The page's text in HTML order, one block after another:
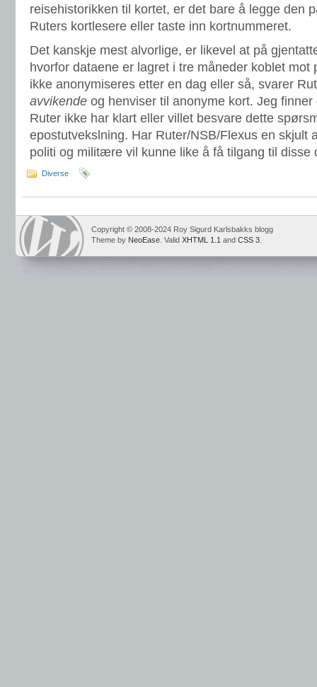
reisehistorikken til kortet, er det bare å legge den
Ruters kortlesere eller taste inn kortnummeret.
Det kanskje mest alvorlige, er likevel at på
hvorfor dataene er lagret i tre måneder koblet mot
ikke anonymiseres etter en dag eller så, svarer
avvikende og henviser til anonyme kort. Jeg
Ruter ikke har klart eller villet besvare dette
epostutvekslning. Har Ruter/NSB/Flexus en skjult
politi og militære vil kunne like å få tilgang til disse
Diverse
Copyright © 2008-2024 Roy Sigurd Karlsbakks blogg
Theme by NeoEase . Valid XHTML 1.1 and CSS 3